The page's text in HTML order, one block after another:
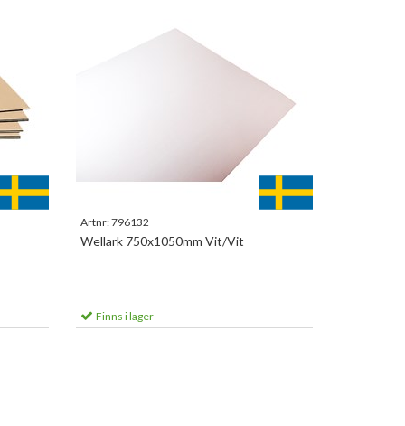
Artnr:796132
Wellark 750x1050mm Vit/Vit
Finns i lager